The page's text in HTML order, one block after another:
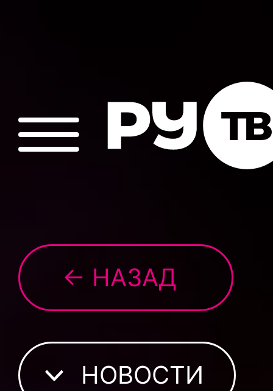
← НАЗАД
НОВОСТИ